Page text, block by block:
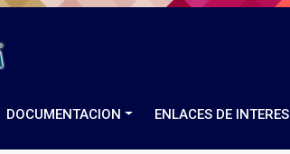
DOCUMENTACION ENLACES DE INTERES